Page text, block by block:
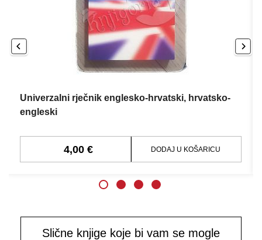
Univerzalni rječnik englesko-hrvatski, hrvatsko-
engleski
4,00 € DODAJ U KOŠARICU
Slične knjige koje bi vam se mogle